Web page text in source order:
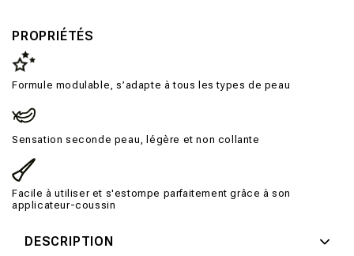
PROPRIÉTÉS
Formule modulable, s’adapte à tous les types de peau
Sensation seconde peau, légère et non collante
Facile à utiliser et s'estompe parfaitement grâce à son
applicateur-coussin
DESCRIPTION